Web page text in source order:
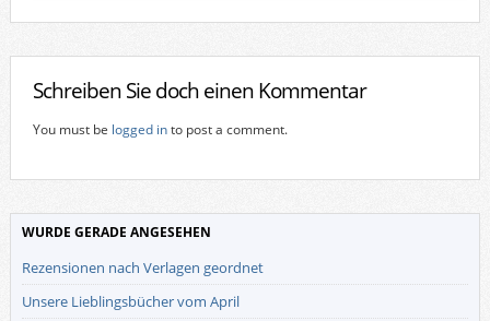
Schreiben Sie doch einen Kommentar
You must be logged into post a comment.
WURDE GERADE ANGESEHEN
Rezensionen nach Verlagen geordnet
Unsere Lieblingsbücher vom April